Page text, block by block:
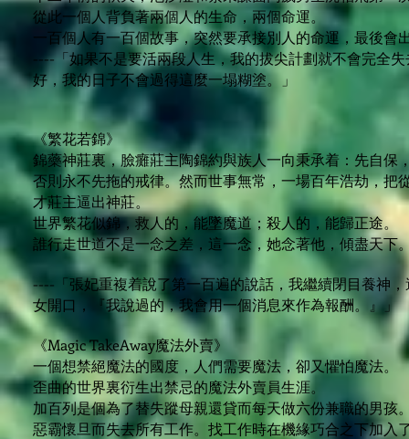
從此一個人背負著兩個人的生命，兩個命運。
一百個人有一百個故事，突然要承接別人的命運，最後會
----「如果不是要活兩段人生，我的拔尖計劃就不會完全
好，我的日子不會過得這麼一塌糊塗。」
《繁花若錦》
錦藥神莊裏，臉癱莊主陶錦約與族人一向秉承着：先自保
否則永不先拖的戒律。然而世事無常，一場百年浩劫，把
才莊主逼出神莊。
世界繁花似錦，救人的，能墜魔道；殺人的，能歸正途。
誰行走世道不是一念之差，這一念，她念著他，傾盡天下
----「張妃重複着說了第一百遍的說話，我繼續閉目養神
女開口，『我說過的，我會用一個消息來作為報酬。』」
《Magic TakeAway魔法外賣》
一個想禁絕魔法的國度，人們需要魔法，卻又懼怕魔法。
歪曲的世界裏衍生出禁忌的魔法外賣員生涯。
加百列是個為了替失蹤母親還貸而每天做六份兼職的男孩
惡霸懷旦而失去所有工作。找工作時在機緣巧合之下加入